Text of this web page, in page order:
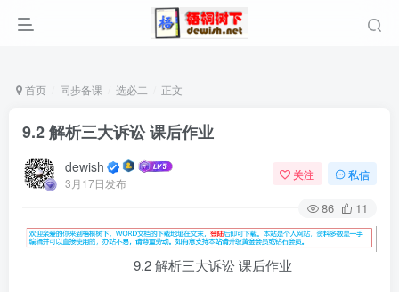
首页 同步备课 选必二 正文
9.2 解析三大诉讼 课后作业
dewish
3月17日发布
关注 私信
86 11
9.2 解析三大诉讼 课后作业